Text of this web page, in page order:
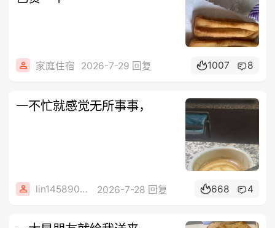
家庭住宿 2026-7-29 回复 1007 8
一不忙就感觉无所事事，
lin14589077 2026-7-28 回复 668 4